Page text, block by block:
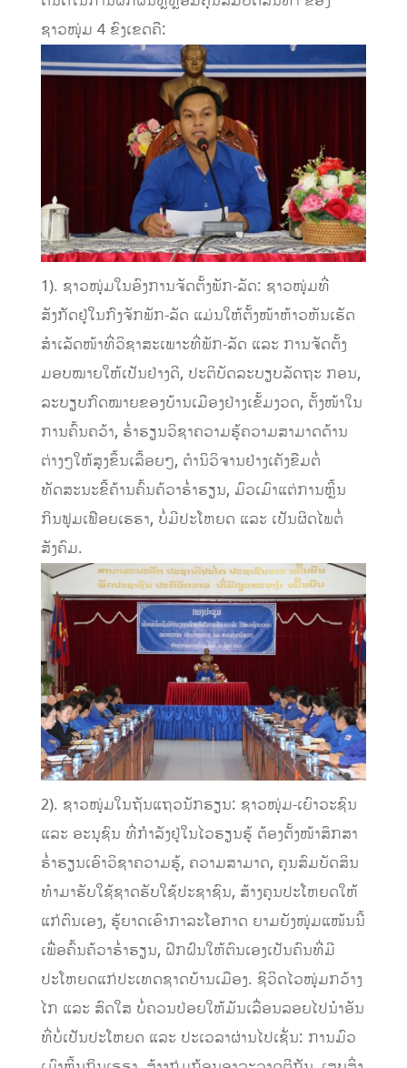
ຊາວໜຸ່ມ 4 ຂົງເຂດຄື:
1). ຊາວໜຸ່ມໃນອົງການຈັດຕັ້ງພັກ-ລັດ: ຊາວໜຸ່ມທີ່
ສັງກັດຢູ່ໃນກົງຈັກພັກ-ລັດ ແມ່ນໃຫ້ຕັ້ງໜ້າຫ້າວຫັນເຮັດ
ສໍາເລັດໜ້າທີ່ວິຊາສະເພາະທີ່ພັກ-ລັດ ແລະ ການຈັດຕັ້ງ
ມອບໝາຍໃຫ້ເປັນຢ່າງດີ, ປະຕິບັດລະບຽບລັດຖະ ກອນ,
ລະບຽບກົດໝາຍຂອງບ້ານເມືອງຢ່າງເຂັ້ມງວດ, ຕັ້ງໜ້າໃນ
ການຄົ້ນຄວ້າ, ຮໍ່າຮຽນວິຊາຄວາມຮູ້ຄວາມສາມາດດ້ານ
ຕ່າງໆໃຫ້ສູງຂຶ້ນເລື້ອຍໆ, ຕໍານິວິຈານຢ່າງເຄັງຂືມຕໍ່
ທັດສະນະຂີ້ຄ້ານຄົ້ນຄ້ວາຮໍ່າຮຽນ, ມົວເມົາແຕ່ການຫຼິ້ນ
ກິນຟູມເຟືອຍເຮຮາ, ບໍ່ມີປະໂຫຍດ ແລະ ເປັນຜິດໄພຕໍ່
ສັງຄົມ.
2). ຊາວໜຸ່ມໃນຖັນແຖວນັກຮຽນ: ຊາວໜຸ່ມ-ເຍົາວະຊົນ
ແລະ ອະນຸຊົນ ທີ່ກໍາລັງຢູ່ໃນໄວຮຽນຮູ້ ຕ້ອງຕັ້ງໜ້າສຶກສາ
ຮໍ່າຮຽນເອົາວິຊາຄວາມຮູ້, ຄວາມສາມາດ, ຄຸນສົມບັດສິນ
ທໍາມາຮັບໃຊ້ຊາດຮັບໃຊ້ປະຊາຊົນ, ສ້າງຄຸນປະໂຫຍດໃຫ້
ແກ່ຕົນເອງ, ຮູ້ຍາດເອົາກາລະໂອກາດ ຍາມຍັງໜຸ່ມແໜ້ນນີ້
ເພື່ອຄົ້ນຄ້ວາຮໍ່າຮຽນ, ຝຶກຝົນໃຫ້ຕົນເອງເປັນຄົນທີ່ມີ
ປະໂຫຍດແກ່ປະເທດຊາດບ້ານເມືອງ. ຊີວິດໄວໜຸ່ມກວ້າງ
ໄກ ແລະ ສົດໃສ ບໍ່ຄວນປ່ອຍໃຫ້ມັນເລື່ອນລອຍໄປນໍາອັນ
ທີ່ບໍ່ເປັນປະໂຫຍດ ແລະ ປະເວລາຜ່ານໄປເຊັ່ນ: ການມົວ